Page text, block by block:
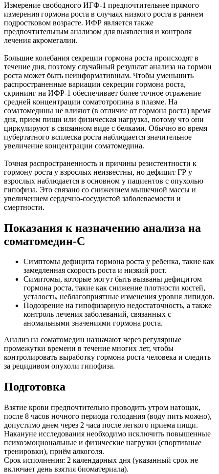
Измерение свободного ИГФ-1 предпочтительнее прямого
измерения гормона роста в случаях низкого роста в раннем
подростковом возрасте. ИФР является также
предпочтительным анализом для выявления и контроля
лечения акромегалии.
Большие колебания секреции гормона роста происходят в
течение дня, поэтому случайный результат анализа на гормон
роста может быть неинформативным. Чтобы уменьшить
распространенные вариации секреции гормона роста,
скрининг на ИФР-1 обеспечивает более точное отражение
средней концентрации соматотропина в плазме. На
соматомедины не влияют (в отличие от гормона роста) время
дня, прием пищи или физическая нагрузка, потому что они
циркулируют в связанном виде с белками. Обычно во время
пубертатного всплеска роста наблюдается значительное
увеличение концентрации соматомедина.
Точная распространенность и причины резистентности к
гормону роста у взрослых неизвестны, но дефицит ГР у
взрослых наблюдается в основном у пациентов с опухолью
гипофиза. Это связано со снижением мышечной массы и
увеличением сердечно-сосудистой заболеваемости и
смертности.
Показания к назначению анализа на
соматомедин-С
Симптомы дефицита гормона роста у ребенка, такие как
замедленная скорость роста и низкий рост.
Симптомы, которые могут быть вызваны дефицитом
гормона роста, такие как снижение плотности костей,
усталость, неблагоприятные изменения уровня липидов.
Подозрение на гипофизарную недостаточность, а также
контроль лечения заболеваний, связанных с
аномальными значениями гормона роста.
Анализ на соматомедин назначают через регулярные
промежутки времени в течение многих лет, чтобы
контролировать выработку гормона роста человека и следить
за рецидивом опухоли гипофиза.
Подготовка
Взятие крови предпочтительно проводить утром натощак,
после 8 часов ночного периода голодания (воду пить можно),
допустимо днем через 2 часа после легкого приема пищи.
Накануне исследования необходимо исключить повышенные
психоэмоциональные и физические нагрузки (спортивные
тренировки), приём алкоголя.
Срок исполнения: 2 календарных дня (указанный срок не
включает день взятия биоматериала).